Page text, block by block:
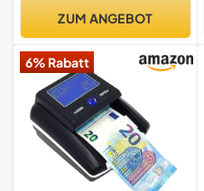
ZUM ANGEBOT
6% Rabatt